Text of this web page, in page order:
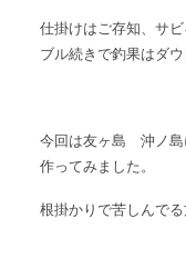
仕掛けはご存知、サ
ブル続きで釣果はダウ
今回は友ヶ島 沖ノ島
作ってみました。
根掛かりで苦しんで